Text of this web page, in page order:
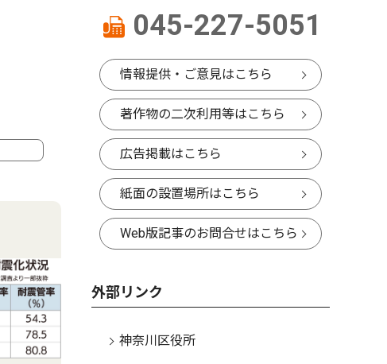
4
045-227-5051
情報提供・ご意見はこちら
著作物の二次利用等はこちら
広告掲載はこちら
紙面の設置場所はこちら
Web版記事のお問合せはこちら
外部リンク
神奈川区役所